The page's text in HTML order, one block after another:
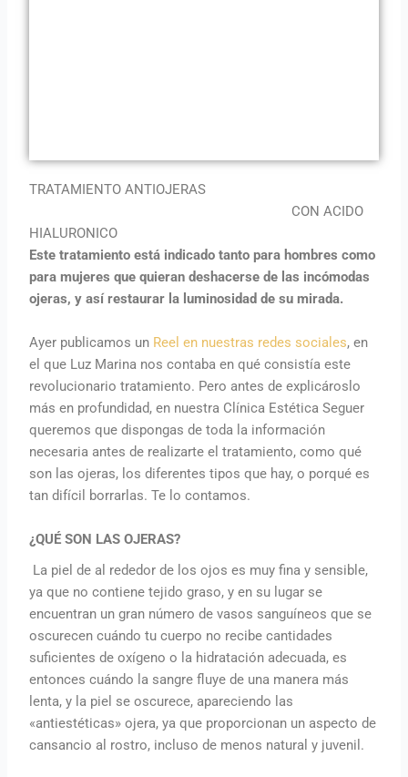
TRATAMIENTO ANTIOJERAS
CON ACIDO
HIALURONICO
Este tratamiento está indicado tanto para hombres como
para mujeres que quieran deshacerse de las incómodas
ojeras, y así restaurar la luminosidad de su mirada.
Ayer publicamos un Reel en nuestras redes sociales, en
el que Luz Marina nos contaba en qué consistía este
revolucionario tratamiento. Pero antes de explicároslo
más en profundidad, en nuestra Clínica Estética Seguer
queremos que dispongas de toda la información
necesaria antes de realizarte el tratamiento, como qué
son las ojeras, los diferentes tipos que hay, o porqué es
tan difícil borrarlas. Te lo contamos.
¿QUÉ SON LAS OJERAS?
La piel de al rededor de los ojos es muy fina y sensible,
ya que no contiene tejido graso, y en su lugar se
encuentran un gran número de vasos sanguíneos que se
oscurecen cuándo tu cuerpo no recibe cantidades
suficientes de oxígeno o la hidratación adecuada, es
entonces cuándo la sangre fluye de una manera más
lenta, y la piel se oscurece, apareciendo las
«antiestéticas» ojera, ya que proporcionan un aspecto de
cansancio al rostro, incluso de menos natural y juvenil.